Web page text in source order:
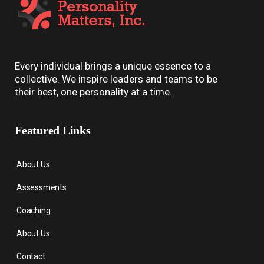
Every individual brings a unique essence to a
collective. We inspire leaders and teams to be
their best, one personality at a time.
Featured Links
About Us
Assessments
Coaching
About Us
Contact